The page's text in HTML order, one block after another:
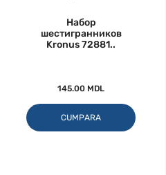
Набор
шестигранников
Kronus 72881..
145.00 MDL
CUMPARA